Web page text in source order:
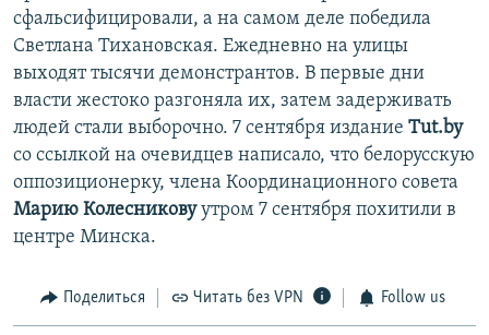
сфальсифицировали, а на самом деле победила
Светлана Тихановская. Ежедневно на улицы
выходят тысячи демонстрантов. В первые дни
власти жестоко разгоняла их, затем задерживать
людей стали выборочно. 7 сентября издание Tut.by
со ссылкой на очевидцев написало, что белорусскую
оппозиционерку, члена Координационного совета
Марию Колесниковуутром 7 сентября похитили в
центре Минска.
Поделиться Читать без VPN Follow us